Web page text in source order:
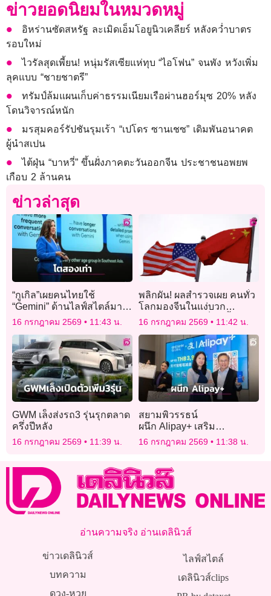
ข่าวยอดนิยมในหมวดหมู่
อิหร่านซัดสหรัฐ ละเมิดเอ็มโอยูนิวเคลียร์ หลังคว่ำบาตร
รอบใหม่
ไวรัลสุดเพี้ยน! หนุ่มรัสเซียแห่ทุบ “ไอโฟน” จนพัง หวังเพิ่ม
ลุคแบบ “ชายชาตรี”
ทรัมป์ล้มแผนเก็บค่าธรรมเนียมเรือผ่านฮอร์มุซ 20% หลัง
โดนวิจารณ์หนัก
มรสุมคอร์รัปชันรุมเร้า “เปโดร ซานเชซ” เดิมพันอนาคต
ผู้นำสเปน
ไต้ฝุ่น “บาหวี่” ขึ้นฝั่งภาคตะวันออกจีน ประชาชนอพยพ
เกือบ 2 ล้านคน
ข่าวล่าสุด
“กูเกิล”เผยคนไทยใช้
“Gemini” ด้านไลฟ์สไตล์มาก
สุดในอาเซียน
16 กรกฎาคม 2569 11:43 น.
พลิกผัน! ผลสำรวจเผย คนทั่ว
โลกมองจีนในแง่บวก
มากกว่าสหรัฐ “เป็นครั้งแรก”
16 กรกฎาคม 2569 11:42 น.
GWM เล็งส่งรถ3 รุ่นรุกตลาด
ครึ่งปีหลัง
16 กรกฎาคม 2569 11:39 น.
สยามพิวรรธน์
ผนึก Alipay+ เสริม
แกร่ง Digital Payment
Ecosystem
16 กรกฎาคม 2569 11:38 น.
อ่านความจริง อ่านเดลินิวส์
ข่าวเดลินิวส์
บทความ
ดวง-หวย
ไลฟ์สไตล์
เดลินิวส์clips